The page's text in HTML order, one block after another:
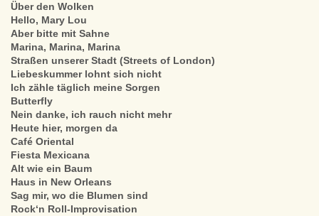
Über den Wolken
Hello, Mary Lou
Aber bitte mit Sahne
Marina, Marina, Marina
Straßen unserer Stadt (Streets of London)
Liebeskummer lohnt sich nicht
Ich zähle täglich meine Sorgen
Butterfly
Nein danke, ich rauch nicht mehr
Heute hier, morgen da
Café Oriental
Fiesta Mexicana
Alt wie ein Baum
Haus in New Orleans
Sag mir, wo die Blumen sind
Rock‘n Roll-Improvisation